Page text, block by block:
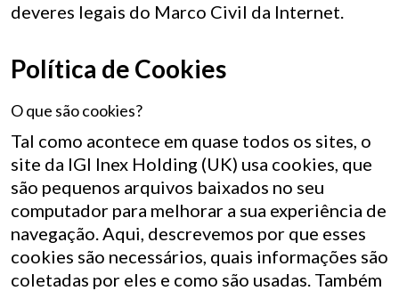
deveres legais do Marco Civil da Internet.
Política de Cookies
O que são cookies?
Tal como acontece em quase todos os sites, o
site da IGI Inex Holding (UK) usa cookies, que
são pequenos arquivos baixados no seu
computador para melhorar a sua experiência de
navegação. Aqui, descrevemos por que esses
cookies são necessários, quais informações são
coletadas por eles e como são usadas. Também